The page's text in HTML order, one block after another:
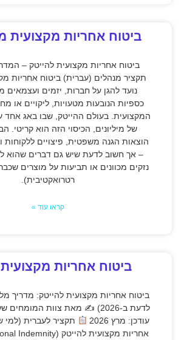
ביטוח אחריות מקצועית
ביטוח אחריות מקצועית להייטק –
תקציר מנהלים (עברית) ביטוח אחריות
נועד להגן על חברות, יזמים ועצמאים
כספיות הנובעות מטעויות, ליקויים או
המקצועית. בעולם ההייטק, שבו באג אחד
של מיליונים, הכיסוי הזה הוא קריטי.
הוצאות הגנה משפטית, פיצויים ללקוחות
– אך חשוב לדעת שיש גם דברים שהוא
נזקים מכוונים או תביעות על מוצרים
רטרואקטיבית).
קראו עוד »
ביטוח אחריות
ביטוח אחריות מקצועית להייטק: מדריך
לדעת ב-2026) ✍
עודכן: מרץ 2026
תקציר לעברית (למי